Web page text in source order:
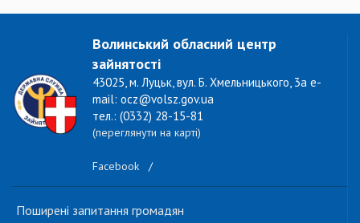
Волинський обласний центр
зайнятості
43025, м. Луцьк, вул. Б. Хмельницького, 3а e-
mail: ocz@volsz.gov.ua
тел.: (0332) 28-15-81
(переглянути на карті)
Facebook /
Поширені запитання громадян